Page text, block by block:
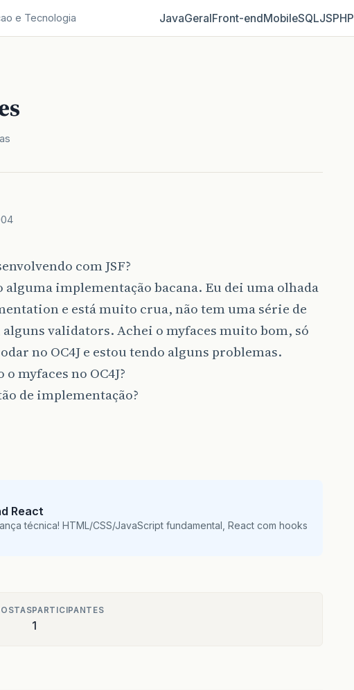
e Tecnologia JavaGeralFront‑endMobileSQLJSPHP
com JSF?
implementação bacana. Eu dei uma olhada
e está muito crua, não tem uma série de
validators. Achei o myfaces muito bom, só
no OC4J e estou tendo alguns problemas.
myfaces no OC4J?
de implementação?
React
técnica! HTML/CSS/JavaScript fundamental, React com hooks
PARTICIPANTES
1